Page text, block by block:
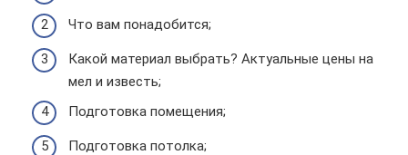
Что вам понадобится;
Какой материал выбрать? Актуальные цены на
мел и известь;
Подготовка помещения;
Подготовка потолка;